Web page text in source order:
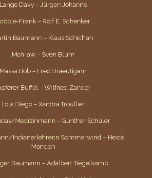
Lange Davy – Jürgen Johanns
Frank – Rolf E. Schenker
Baumann – Klaus Schichan
Moh-aw – Sven Blum
Massa Bob – Fred Braeutigam
Büffel – Wilfried Zander
Lola Diego – Xandra Troullier
Medizinmann – Gunther Schüler
Indianerlehrerin Sommerwind – Heide
Mondon
Baumann – Adalbert Tiegelkamp